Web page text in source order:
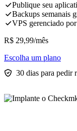
Publique seu
Backups semanais
VPS gerenciado
R$ 29,99/mês
Escolha um plano
30 dias para pedir